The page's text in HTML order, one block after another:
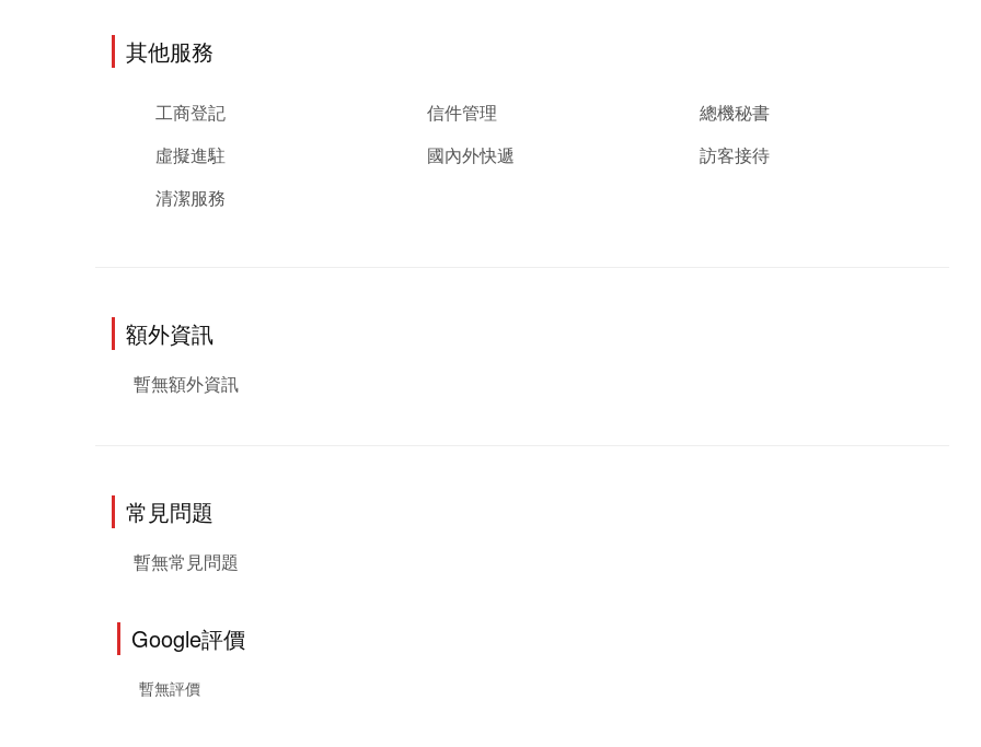
其他服務
工商登記 信件管理
總機秘書
虛擬進駐
國內外快遞
訪客接待
清潔服務
額外資訊
暫無額外資訊
常見問題
暫無常見問題
Google評價
暫無評價